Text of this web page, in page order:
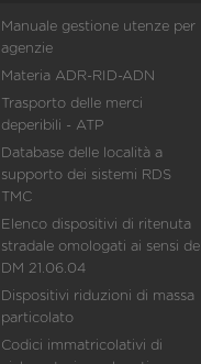
Manuale gestione utenze per
agenzie
Materia ADR-RID-ADN
Trasporto delle merci
deperibili - ATP
Database delle località a
supporto dei sistemi RDS
TMC
Elenco dispositivi di ritenuta
stradale omologati ai sensi del
DM 21.06.04
Dispositivi riduzioni di massa
particolato
Codici immatricolativi di